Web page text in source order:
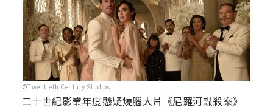
©Twentieth Century Studios
二十世紀影業年度懸疑燒腦大片《尼羅河謀殺案》